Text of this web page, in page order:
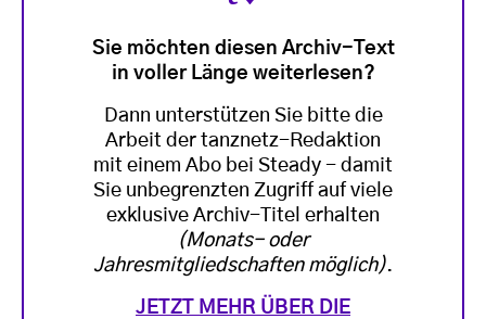
Sie möchten diesen Archiv-Text
in voller Länge weiterlesen?
Dann unterstützen Sie bitte die
Arbeit der tanznetz-Redaktion
mit einem Abo bei Steady - damit
Sie unbegrenzten Zugriff auf viele
exklusive Archiv-Titel erhalten
(Monats- oder
Jahresmitgliedschaften möglich).
JETZT MEHR ÜBER DIE